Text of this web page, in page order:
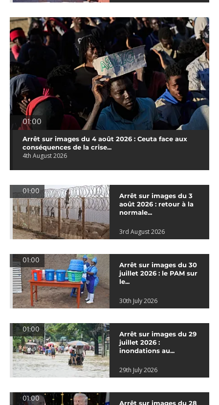
01:00
Arrêt sur images du 4 août 2026 : Ceuta face aux
conséquences de la crise...
4th August 2026
01:00
Arrêt sur images du 3
août 2026 : retour à la
normale...
3rd August 2026
01:00
Arrêt sur images du 30
juillet 2026 : le PAM sur
le...
30th July 2026
01:00
Arrêt sur images du 29
juillet 2026 :
inondations au...
29th July 2026
01:00
Arrêt sur images du 28